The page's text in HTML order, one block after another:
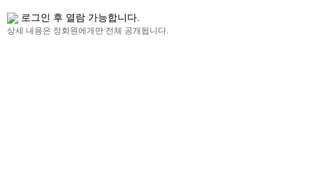
로그인 후 열람 가능합니다.
상세 내용은 정회원에게만 전체 공개됩니다.